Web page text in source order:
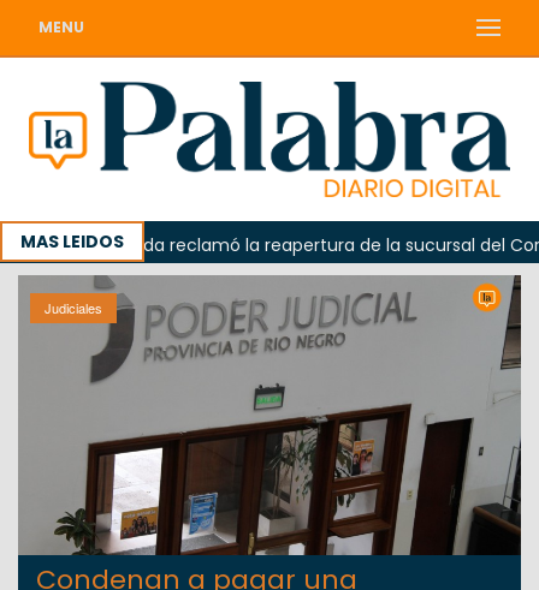
MENU
MAS LEIDOS
Odarda reclamó la reapertura de la sucursal del Correo
Judiciales
Condenan a pagar una